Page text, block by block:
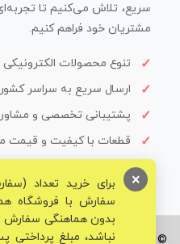
سریع، تلاش می‌کنیم تا
مشتریان خود فراهم کنیم.
تنوع محصولات الکترونیکی
ارسال سریع به سراسر کشور
پشتیبانی تخصصی و
قطعات با کیفیت و قیمت
© تمامی حقوق برای فروشگاه
برای خرید تعداد
سفارش با فروشگاه
بدون هماهنگی سفارش
نباشد، مبلغ پرداختی
×